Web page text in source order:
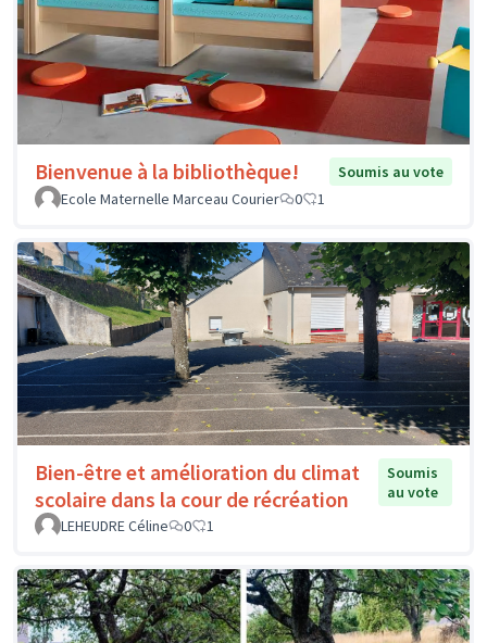
Bienvenue à la bibliothèque!
Soumis au vote
Ecole Maternelle Marceau Courier
0 1
Bien-être et amélioration du climat
scolaire dans la cour de récréation
Soumis
au vote
LEHEUDRE Céline
0 1